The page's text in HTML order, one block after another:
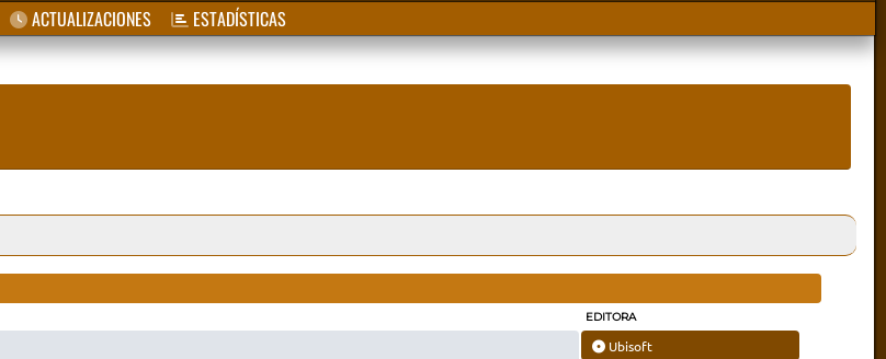
ACTUALIZACIONES ESTADÍSTICAS
EDITORA
Ubisoft